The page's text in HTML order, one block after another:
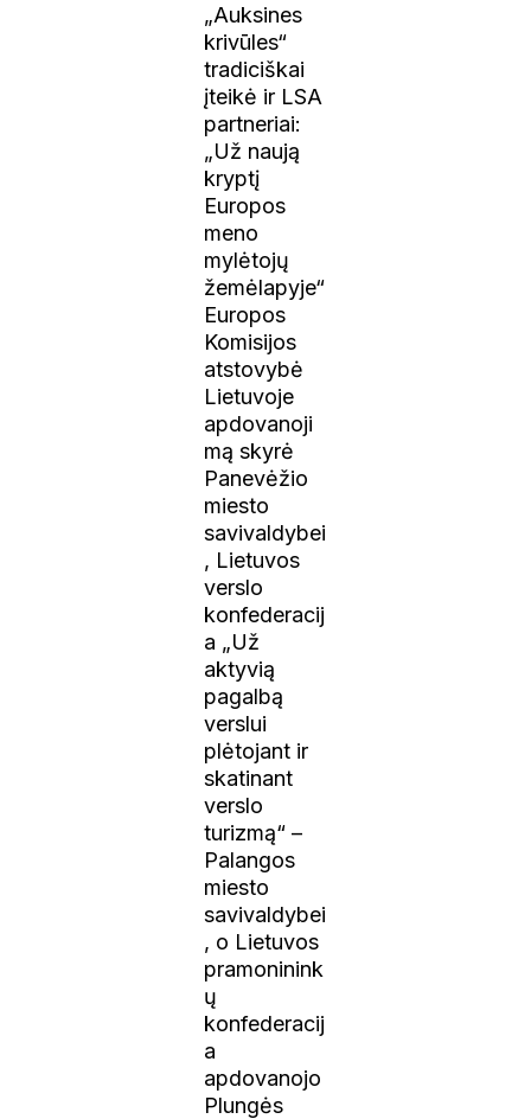
„Auksines
krivūles“
tradiciškai
įteikė ir LSA
partneriai:
„Už naują
kryptį
Europos
meno
mylėtojų
žemėlapyje“
Europos
Komisijos
atstovybė
Lietuvoje
apdovanoji
mą skyrė
Panevėžio
miesto
savivaldybei
, Lietuvos
verslo
konfederacij
a „Už
aktyvią
pagalbą
verslui
plėtojant ir
skatinant
verslo
turizmą“ –
Palangos
miesto
savivaldybei
, o Lietuvos
pramoninink
ų
konfederacij
a
apdovanojo
Plungės